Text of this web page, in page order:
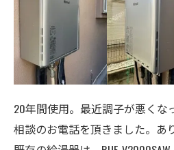
20年間使用。最近調子が悪くな
相談のお電話を頂きました。あ